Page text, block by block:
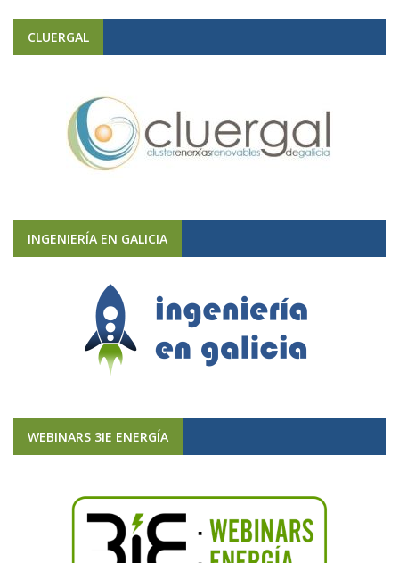
CLUERGAL
INGENIERÍA EN GALICIA
WEBINARS 3IE ENERGÍA